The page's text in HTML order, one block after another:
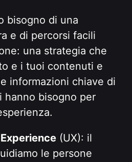
bisogno di una
e di percorsi facili
una strategia che
e i tuoi contenuti e
informazioni chiave di
hanno bisogno per
(UX): il
le persone